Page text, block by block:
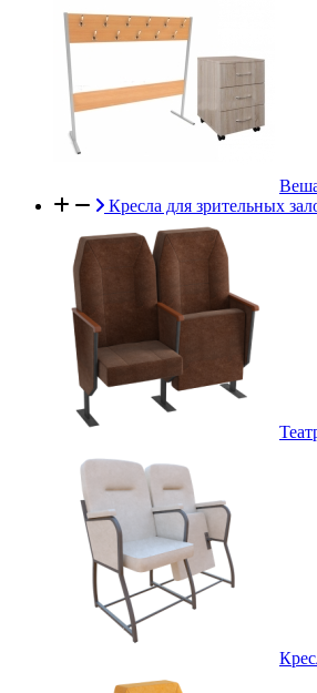
Кресла для зрительных